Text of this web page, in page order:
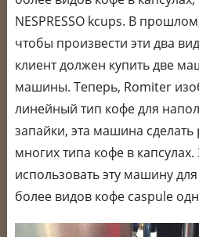
NESPRESSO kcups. В
чтобы произвести эти два
клиент должен купить две
машины. Теперь, Romiter
линейный тип кофе для
запайки, эта машина
многих типа кофе в
использовать эту машину
более видов кофе caspule